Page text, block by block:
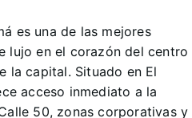
es una de las mejores
lujo en el corazón del centro
la capital. Situado en El
acceso inmediato a la
50, zonas corporativas y